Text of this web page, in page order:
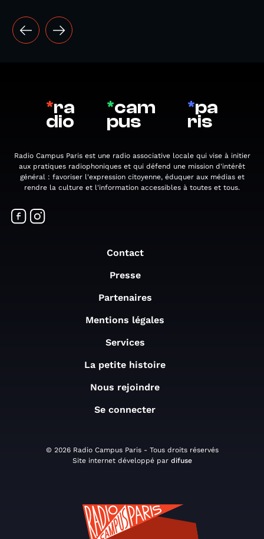
*ra
dio
*cam
pus
*pa
ris
Radio Campus Paris est une radio associative locale qui vise à initier
aux pratiques radiophoniques et qui défend une mission d'intérêt
général : favoriser l'expression citoyenne, éduquer aux médias et
rendre la culture et l'information accessibles à toutes et tous.
Contact
Presse
Partenaires
Mentions légales
Services
La petite histoire
Nous rejoindre
Se connecter
© 2026 Radio Campus Paris - Tous droits réservés
Site internet développé par difuse